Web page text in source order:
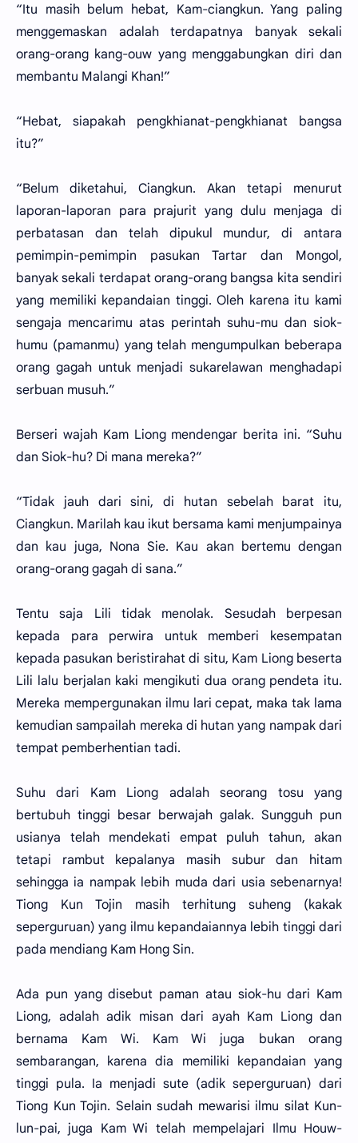
“Itu masih belum hebat, Kam-ciangkun. Yang paling
menggemaskan adalah terdapatnya banyak sekali
orang-orang kang-ouw yang menggabungkan diri dan
membantu Malangi Khan!”
“Hebat, siapakah pengkhianat-pengkhianat bangsa
itu?”
“Belum diketahui, Ciangkun. Akan tetapi menurut
laporan-laporan para prajurit yang dulu menjaga di
perbatasan dan telah dipukul mundur, di antara
pemimpin-pemimpin pasukan Tartar dan Mongol,
banyak sekali terdapat orang-orang bangsa kita sendiri
yang memiliki kepandaian tinggi. Oleh karena itu kami
sengaja mencarimu atas perintah suhu-mu dan siok-
humu (pamanmu) yang telah mengumpulkan beberapa
orang gagah untuk menjadi sukarelawan menghadapi
serbuan musuh.”
Berseri wajah Kam Liong mendengar berita ini. “Suhu
dan Siok-hu? Di mana mereka?”
“Tidak jauh dari sini, di hutan sebelah barat itu,
Ciangkun. Marilah kau ikut bersama kami menjumpainya
dan kau juga, Nona Sie. Kau akan bertemu dengan
orang-orang gagah di sana.”
Tentu saja Lili tidak menolak. Sesudah berpesan
kepada para perwira untuk memberi kesempatan
kepada pasukan beristirahat di situ, Kam Liong beserta
Lili lalu berjalan kaki mengikuti dua orang pendeta itu.
Mereka mempergunakan ilmu lari cepat, maka tak lama
kemudian sampailah mereka di hutan yang nampak dari
tempat pemberhentian tadi.
Suhu dari Kam Liong adalah seorang tosu yang
bertubuh tinggi besar berwajah galak. Sungguh pun
usianya telah mendekati empat puluh tahun, akan
tetapi rambut kepalanya masih subur dan hitam
sehingga ia nampak lebih muda dari usia sebenarnya!
Tiong Kun Tojin masih terhitung suheng (kakak
seperguruan) yang ilmu kepandaiannya lebih tinggi dari
pada mendiang Kam Hong Sin.
Ada pun yang disebut paman atau siok-hu dari Kam
Liong, adalah adik misan dari ayah Kam Liong dan
bernama Kam Wi. Kam Wi juga bukan orang
sembarangan, karena dia memiliki kepandaian yang
tinggi pula. Ia menjadi sute (adik seperguruan) dari
Tiong Kun Tojin. Selain sudah mewarisi ilmu silat Kun-
lun-pai, juga Kam Wi telah mempelajari Ilmu Houw-